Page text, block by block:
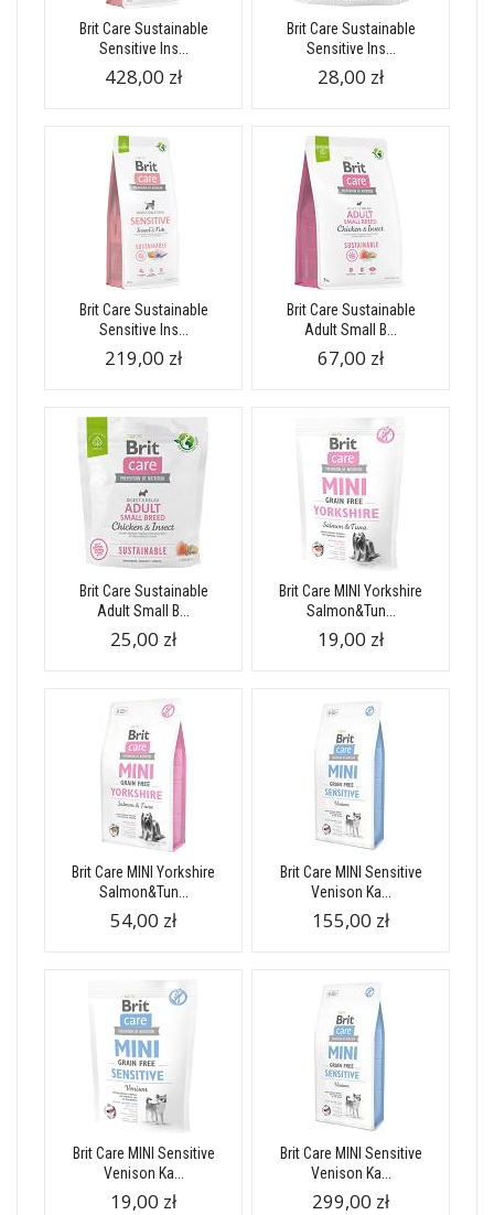
Brit Care Sustainable
Sensitive Ins...
428,00 zł
Brit Care Sustainable
Sensitive Ins...
28,00 zł
Brit Care Sustainable
Sensitive Ins...
219,00 zł
Brit Care Sustainable
Adult Small B...
67,00 zł
Brit Care Sustainable
Adult Small B...
25,00 zł
Brit Care MINI Yorkshire
Salmon&Tun...
19,00 zł
Brit Care MINI Yorkshire
Salmon&Tun...
54,00 zł
Brit Care MINI Sensitive
Venison Ka...
155,00 zł
Brit Care MINI Sensitive
Venison Ka...
19,00 zł
Brit Care MINI Sensitive
Venison Ka...
299,00 zł